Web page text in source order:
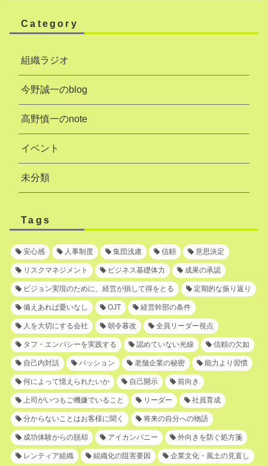
Category
組織ラジオ
今野誠一のblog
高野慎一のnote
イベント
未分類
Tags
安心感 人事制度 集団浅慮 信頼 意思決定
リスクマネジメント ビジネス基礎体力 成果の承認
ビジョン実現のために、経営が損して得をとる 定期的な振り返り
備えあれば憂いなし OJT 経営幹部の条件
人を大切にする会社 朝令暮改 全員リーダー視点
タフ・エンパシーを実践する 認めていない光線 信頼の欠如
自己内対話 パッション 老舗企業の秘密 能力より習慣
何によって憶えられたいか 自己開示 前向き
上司がいつもご機嫌でいること リーダー 社員育成
分からないことはお客様に聞く 将来の自分への物語
成功体験からの脱却 アイカンパニー 外向きを防ぐ処方箋
レンティア組織 組織化の阻害要因 企業文化・風土の見直し